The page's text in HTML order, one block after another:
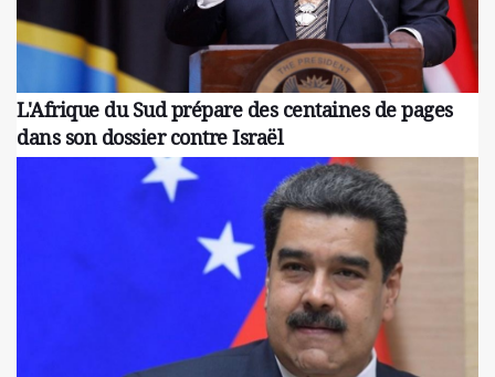
L'Afrique du Sud prépare des centaines de pages
dans son dossier contre Israël